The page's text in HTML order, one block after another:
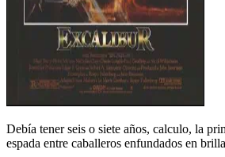
Debía tener seis o siete años, calculo, la
espada entre caballeros enfundados en